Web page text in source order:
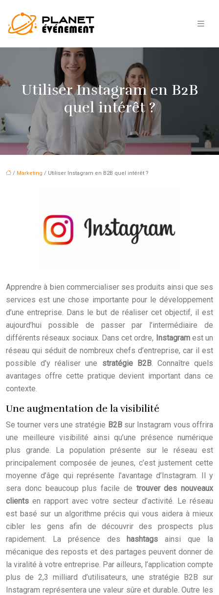
Utiliser Instagram en B2B
quel intérêt ?
/ Marketing / Utiliser Instagram en B2B quel intérêt ?
Apprendre à bien commercialiser ses produits ainsi que ses
services est une chose importante pour le développement
d’une entreprise. Dans le but de réaliser cet objectif, il est
aujourd’hui possible de passer par l’intermédiaire de
différents réseaux sociaux. Dans cet ordre, Instagramest un
réseau qui séduit de nombreux chefs d’entreprise, car il est
possible d’y réaliser une stratégie B2B. Connaître quels
avantages offre cette pratique devient important dans ce
contexte.
Une augmentation de la visibilité
Se tourner vers une stratégie B2Bsur Instagram vous offrira
une meilleure visibilité ainsi qu’une présence numérique
plus grande. La population présente sur le réseau est
principalement composée de jeunes, c’est justement cette
moyenne d’âge qui représente l’avantage d’Instagram. Il y
sera donc beaucoup plus facile de trouver des nouveaux
clients en rapport avec votre secteur d’activité. Le réseau
est basé sur un algorithme précis qui vous aidera à mieux
cibler les gens afin de découvrir des prospects plus
rapidement. La présence des hashtags ainsi que la
mécanique des reposts et des partages peuvent donner de
la viralité à votre entreprise. Par ailleurs, l’application compte
plus de 2,3 milliard d’utilisateurs, une stratégie B2B sur
Instagram représentera une valeur sûre et durable. Outre les